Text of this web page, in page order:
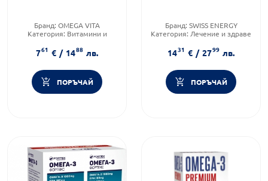
Бранд: OMEGA VITA
Категория: Витамини и
Форма на продукта:капки
761 € / 1488 лв.
ПОРЪЧАЙ
Бранд: SWISS ENERGY
Категория: Лечение и здраве
1431 € / 2799 лв.
ПОРЪЧАЙ